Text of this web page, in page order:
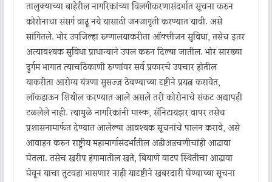
तालुक्याच्या बाहेरील नागरिकांच्या विलगीकरणासंदर्भात सूचना करुन
कोरोनाचा संसर्ग वाढू नये यासाठी जनजागृती करण्यात यावी. असे
सांगितले. भोर उपजिल्हा रुग्णालयाकरीता ऑक्सीजन सुविधा, तसेच इतर
अत्यावश्यक सुविधा प्राधान्याने उपलब्ध करुन दिल्या जातील. भोर सारख्या
दुर्गम भागात त्याचठिकाणी रुग्णांवर सर्व प्रकारचे उपचार होतील
याकरीता आरोग्य यंत्रणा सुसज्ज ठेवण्याच्या दृष्टीने प्रयत्न करावेत,
लॉकडाऊन शिथील करण्यात आले असले तरी कोरोनाचे संकट अद्यापही
टळलेले नाही. त्यामुळे नागरिकांनी मास्क, सॅनिटायझर वापर तसेच
प्रशासनामार्फत देण्यात आलेल्या आवश्यक सूचनांचे पालन करावे, असे
आवाहन करुन राष्ट्रीय महामार्गासंदर्भांतील अडीअडचणीचांही आढावा
घेतला. तसेच खरीप हंगामातील खते, बियाणे वाटप स्थितीचा आढावा
घेवून याचा तुटवडा भासणार नाही यादृष्टीने खबरदारी घेण्याच्या सूचना